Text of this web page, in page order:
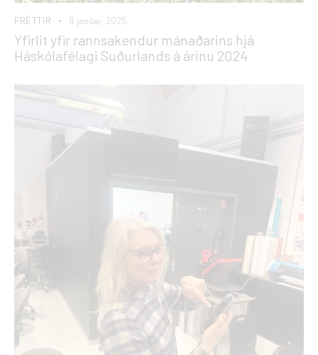
FRÉTTIR 8 janúar, 2025
Yfirlit yfir rannsakendur mánaðarins hjá
Háskólafélagi Suðurlands á árinu 2024